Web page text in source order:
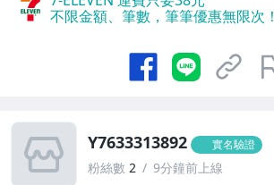
不限金額、筆數，筆筆優惠無限次！
Y7633313892 實名驗證
粉絲數 2 9分鐘前上線